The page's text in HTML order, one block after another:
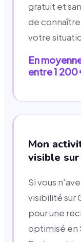
gratuit et
de
votre
En
entre 1
Mon
visible
Si vous
visibilité sur
pour une
optimisé en